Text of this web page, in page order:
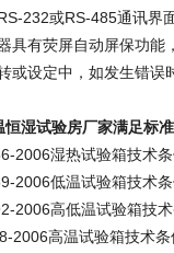
232或RS-485通讯界
具有荧屏自动屏保功能
或设定中，如发生错误
恒湿试验房厂家满足标准
2006湿热试验箱技术
2006低温试验箱技术
2006高低温试验箱技
2006高温试验箱技术条